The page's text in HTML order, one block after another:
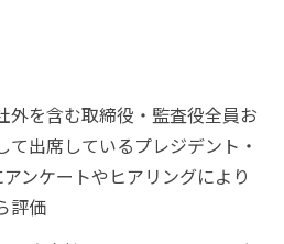
て出席しているプレジデント・
ンケートやヒアリングにより
評価